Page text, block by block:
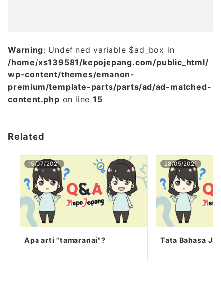
Warning: Undefined variable $ad_box in
/home/xs139581/kepojepang.com/public_html/
wp-content/themes/emanon-
premium/template-parts/parts/ad/ad-matched-
content.php on line15
Related
15/07/2021
Apa arti "tamaranai"?
28/05/2021
Tata Bahasa